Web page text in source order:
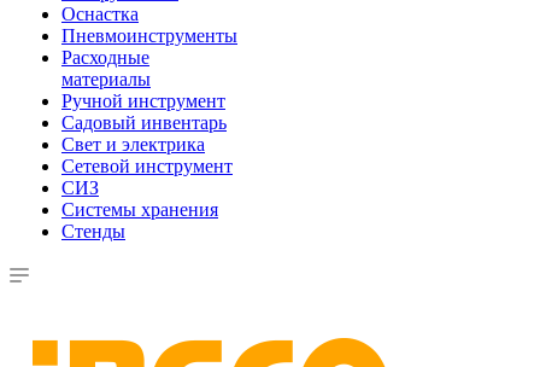
Оснастка
Пневмоинструменты
Расходные
материалы
Ручной инструмент
Садовый инвентарь
Свет и электрика
Сетевой инструмент
СИЗ
Системы хранения
Стенды